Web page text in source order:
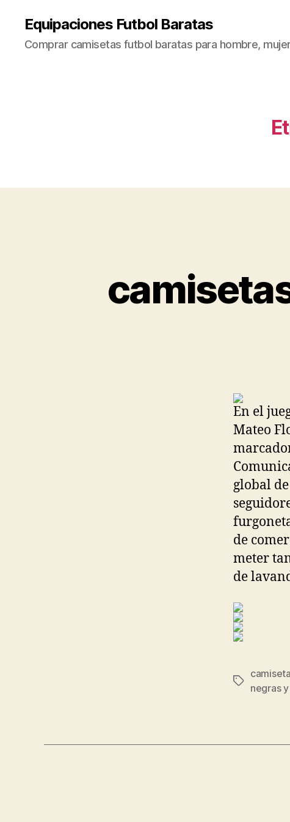
Equipaciones Futbol Baratas
Comprar camisetas futbol baratas para hombre,
En el
Mateo
global
de
meter
de
Etiquetas
negras